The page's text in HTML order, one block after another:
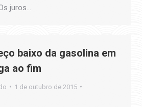
juros…
baixo da gasolina em
ao fim
1 de outubro de 2015